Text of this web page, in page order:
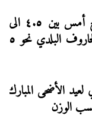
وذكر ان سعر كيلو الخاروف الروماني تراوح أمس بين ٤.٥ الى
٤.٧٥ دينار للكيلو قائم وتراوح سعر كيلو الخاروف البلدي نحو ٥
الأضحى المبارك